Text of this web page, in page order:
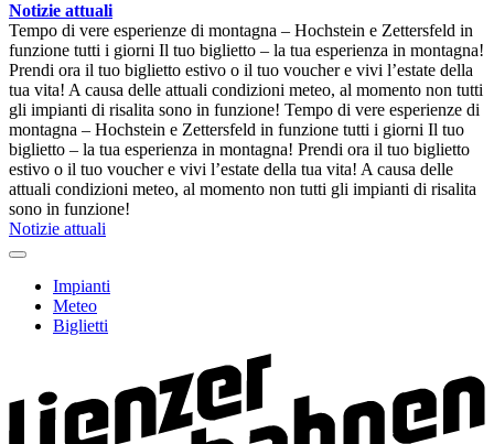
Notizie attuali
Tempo di vere esperienze di montagna – Hochstein e Zettersfeld in
funzione tutti i giorni Il tuo biglietto – la tua esperienza in montagna!
Prendi ora il tuo biglietto estivo o il tuo voucher e vivi l’estate della
tua vita! A causa delle attuali condizioni meteo, al momento non tutti
gli impianti di risalita sono in funzione! Tempo di vere esperienze di
montagna – Hochstein e Zettersfeld in funzione tutti i giorni Il tuo
biglietto – la tua esperienza in montagna! Prendi ora il tuo biglietto
estivo o il tuo voucher e vivi l’estate della tua vita! A causa delle
attuali condizioni meteo, al momento non tutti gli impianti di risalita
sono in funzione!
Notizie attuali
Impianti
Meteo
Biglietti